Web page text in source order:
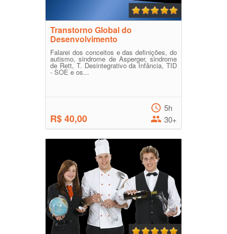
Transtorno Global do
Desenvolvimento
Falarei dos conceitos e das definições, do
autismo, sindrome de Asperger, sindrome
de Rett, T. Desintegrativo da Infância, TID
- SOE e os...
R$ 40,00
5h
30+